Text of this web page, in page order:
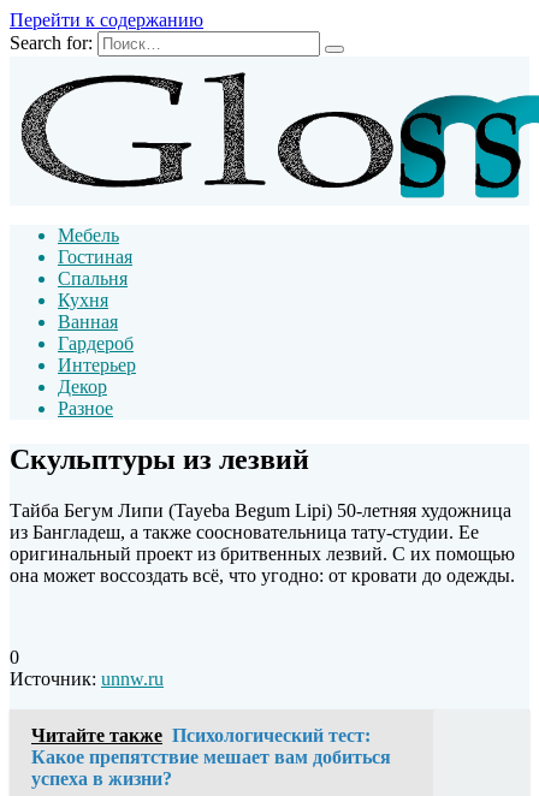
Перейти к содержанию
Search for:
Мебель
Гостиная
Спальня
Кухня
Ванная
Гардероб
Интерьер
Декор
Разное
Скульптуры из лезвий
Тайба Бегум Липи (Tayeba Begum Lipi) 50-летняя художница
из Бангладеш, а также соосновательница тату-студии. Ее
оригинальный проект из бритвенных лезвий. С их помощью
она может воссоздать всё, что угодно: от кровати до одежды.
0
Источник: unnw.ru
Читайте также Психологический тест:
Какое препятствие мешает вам добиться
успеха в жизни?